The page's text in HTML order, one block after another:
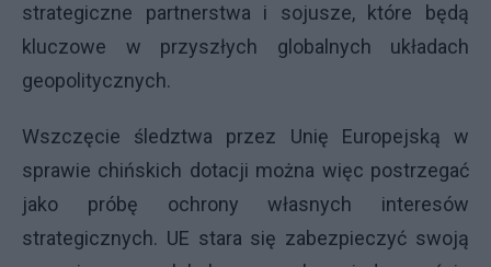
strategiczne partnerstwa i sojusze, które będą
kluczowe w przyszłych globalnych układach
geopolitycznych.
Wszczęcie śledztwa przez Unię Europejską w
sprawie chińskich dotacji można więc postrzegać
jako próbę ochrony własnych interesów
strategicznych. UE stara się zabezpieczyć swoją